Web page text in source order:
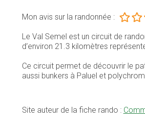
Mon avis sur la randonnée :
Le Val Semel est un circuit de
d’environ 21.3 kilomètres
Ce circuit permet de découvrir le
aussi bunkers à Paluel et
Site auteur de la fiche rando :